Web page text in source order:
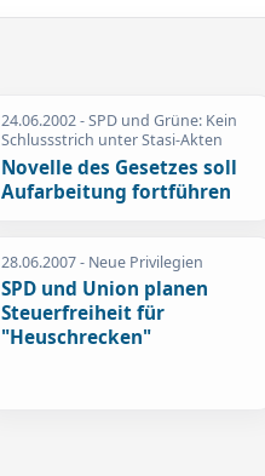
24.06.2002- SPD und Grüne: Kein
Schlussstrich unter Stasi-Akten
Novelle des Gesetzes soll
Aufarbeitung fortführen
28.06.2007- Neue Privilegien
SPD und Union planen
Steuerfreiheit für
"Heuschrecken"